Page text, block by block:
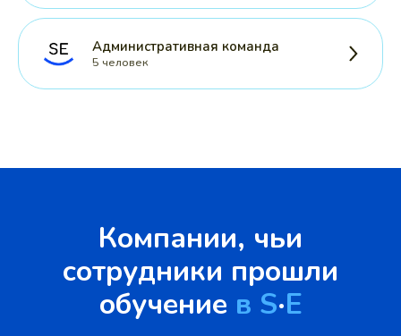
Административная команда
5 человек
Компании, чьи
сотрудники прошли
обучение в S·E